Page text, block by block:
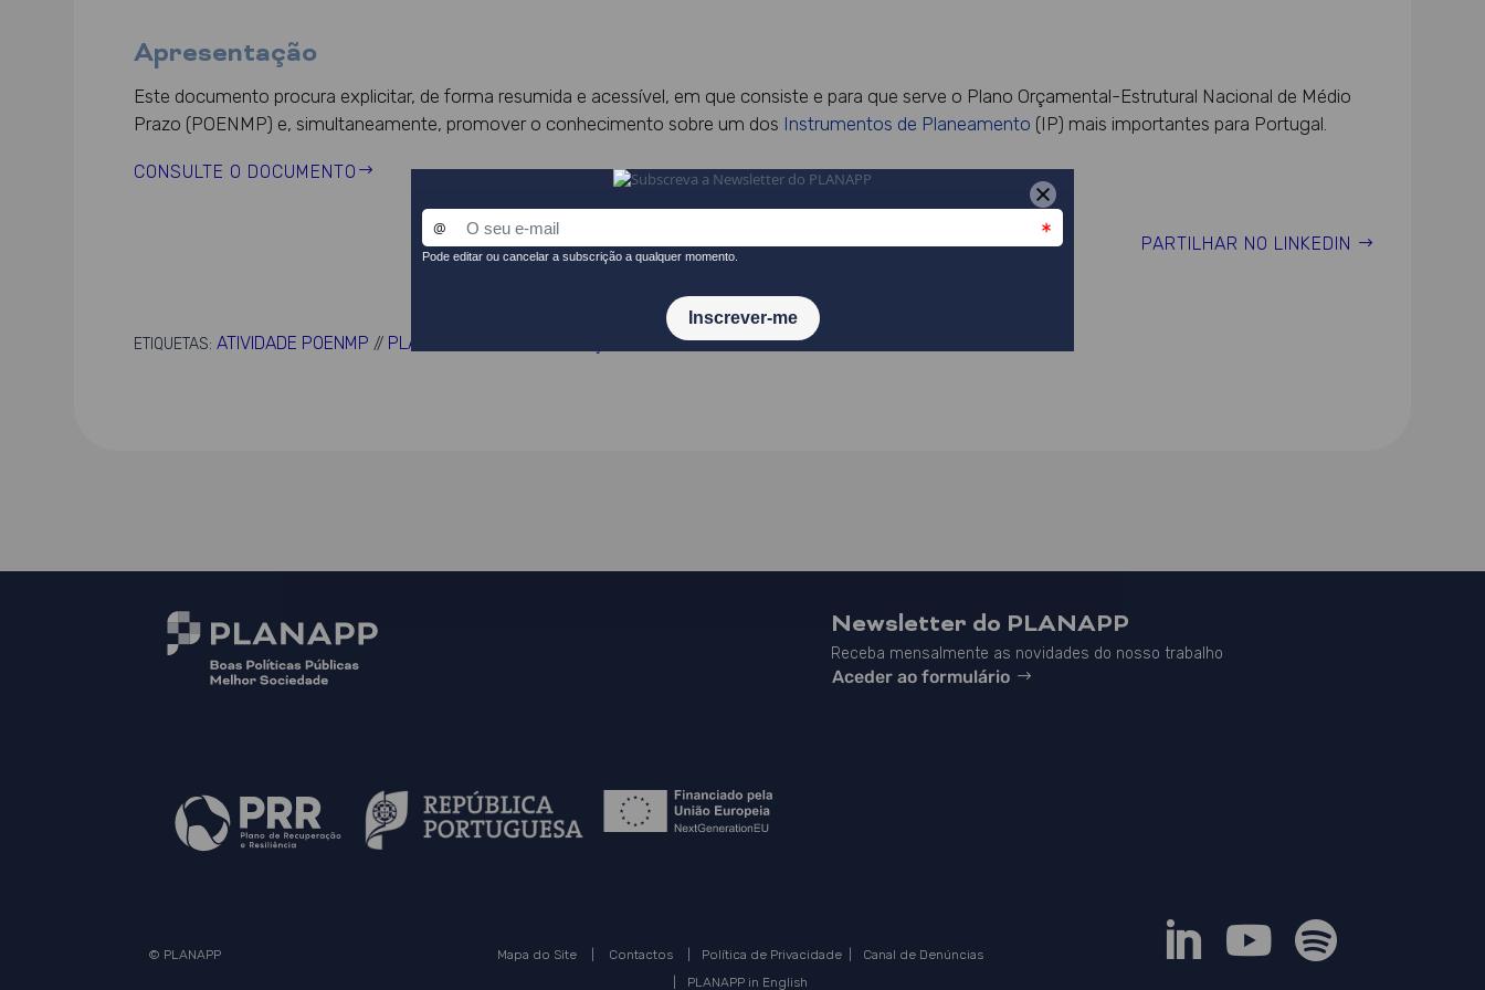
Apresentação
Este documento procura explicitar, de forma resumida e acessível, em que consiste e para que serve o Plano Orçamental-Estrutural Nacional de Médio
Prazo (POENMP) e, simultaneamente, promover o conhecimento sobre um dos Instrumentos de Planeamento (IP) mais importantes para Portugal.
CONSULTE O DOCUMENTO
PARTILHAR NO LINKEDIN
ETIQUETAS: ATIVIDADE POENMP // PLANEAMENTO
Newsletter do PLANAPP
Receba mensalmente as novidades do nosso trabalho
Aceder ao formulário
© PLANAPP Mapa do Site Contactos Política de Privacidade
Canal de Denúncias
PLANAPP in English


